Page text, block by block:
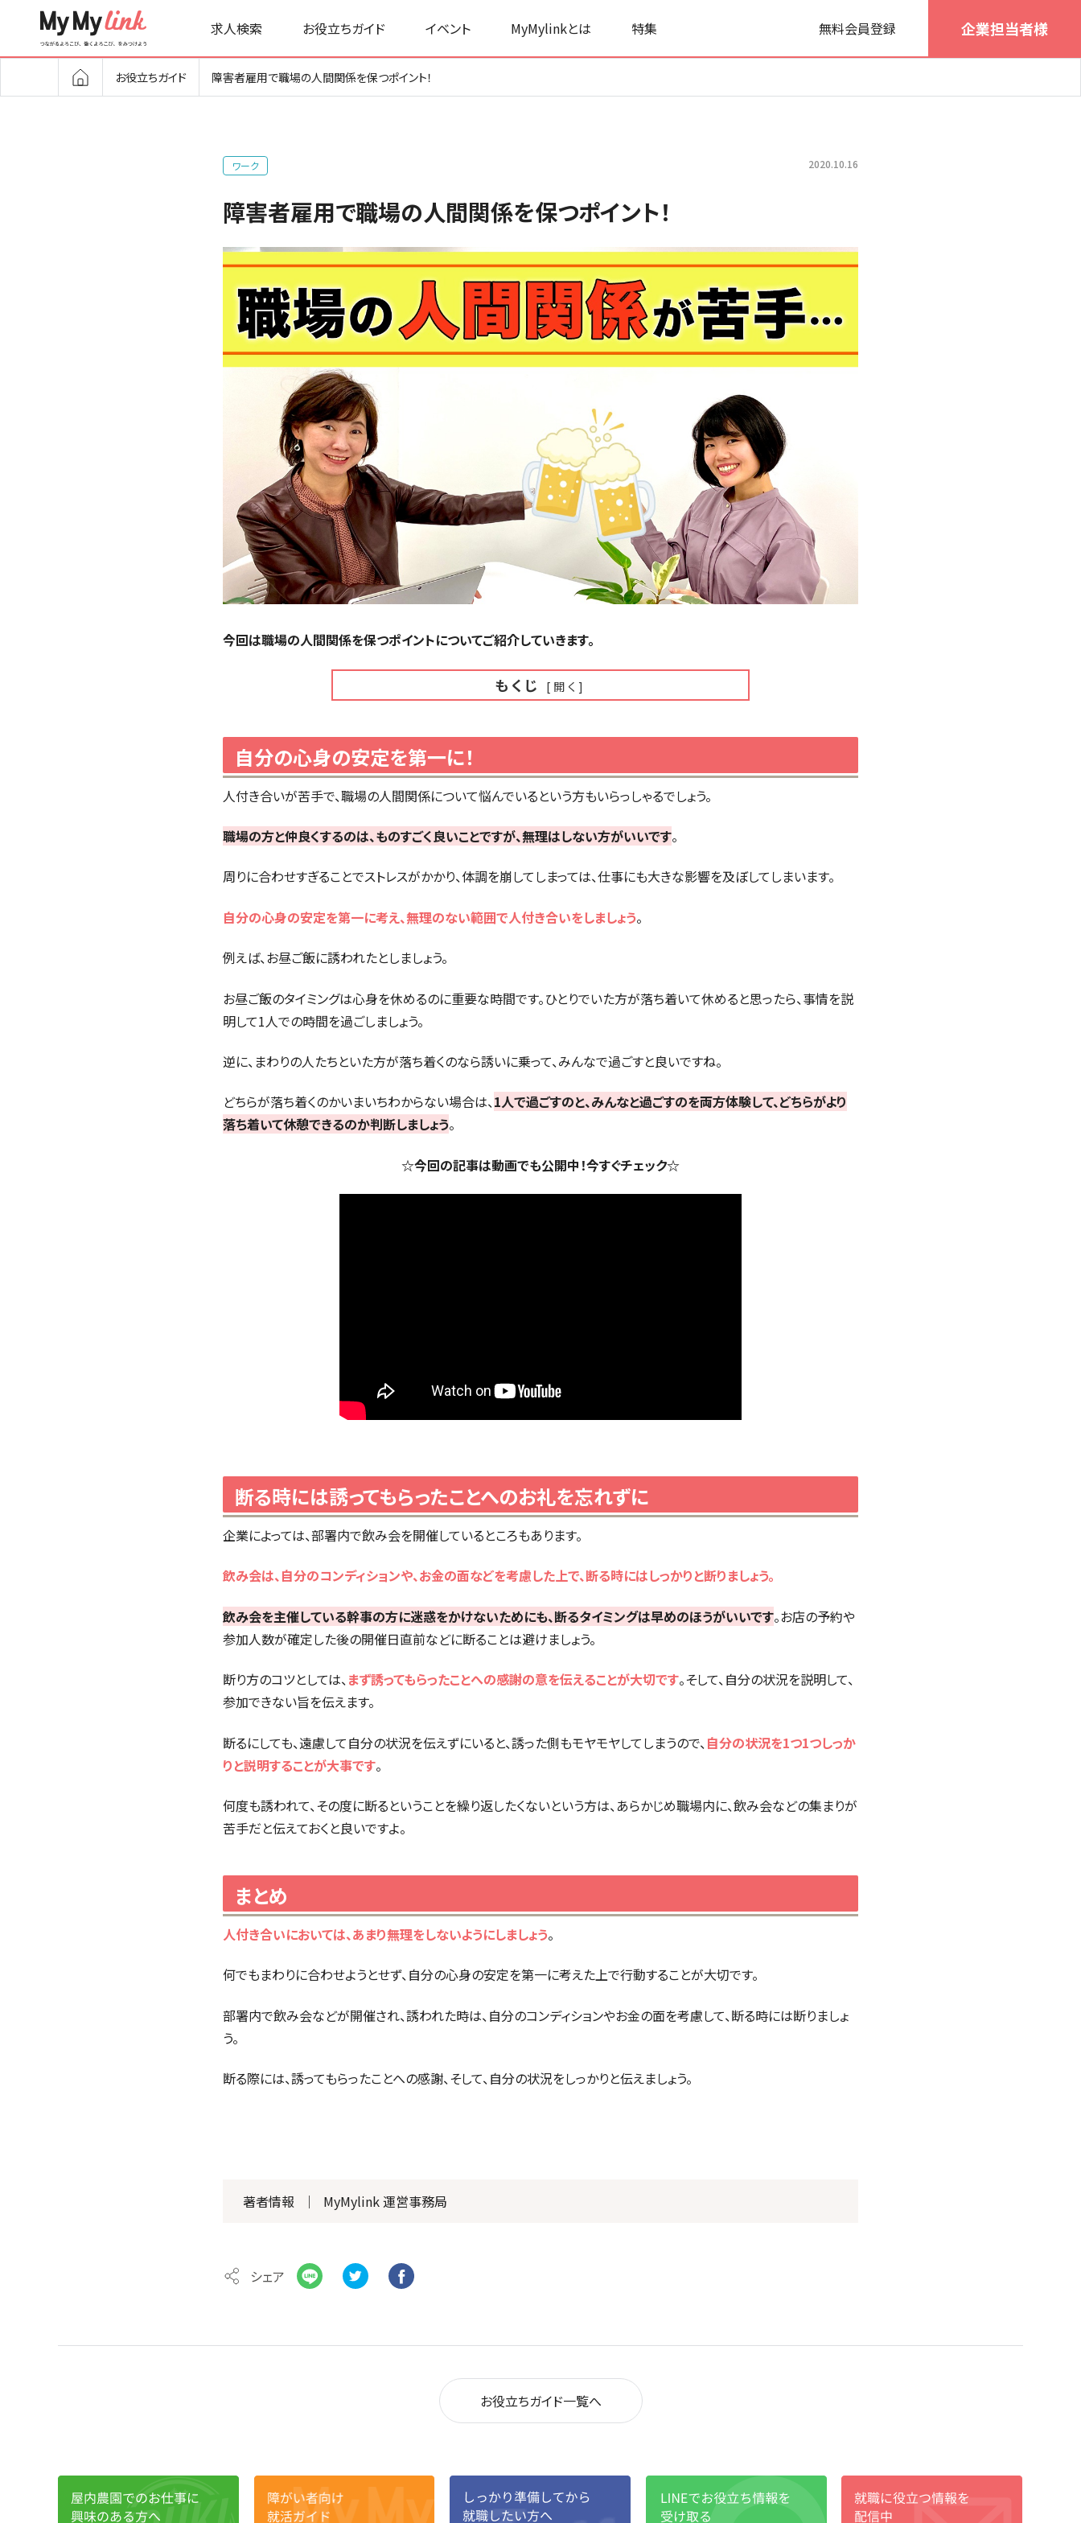
求人検索 お役立ちガイド イベント MyMylinkとは 特集 無料会員登録 企業担当者様
お役立ちガイド 障害者雇用で職場の人間関係を保つポイント！
ワーク 2020.10.16
障害者雇用で職場の人間関係を保つポイント！
今回は職場の人間関係を保つポイントについてご紹介していきます。
もくじ [ 開く ]
自分の心身の安定を第一に！
人付き合いが苦手で、職場の人間関係について悩んでいるという方もいらっしゃるでしょう。
職場の方と仲良くするのは、ものすごく良いことですが、無理はしない方がいいです。
周りに合わせすぎることでストレスがかかり、体調を崩してしまっては、仕事にも大きな影響を及ぼしてしまいます。
自分の心身の安定を第一に考え、無理のない範囲で人付き合いをしましょう。
例えば、お昼ご飯に誘われたとしましょう。
お昼ご飯のタイミングは心身を休めるのに重要な時間です。ひとりでいた方が落ち着いて休めると思ったら、事情を説
明して1人での時間を過ごしましょう。
逆に、まわりの人たちといた方が落ち着くのなら誘いに乗って、みんなで過ごすと良いですね。
どちらが落ち着くのかいまいちわからない場合は、1人で過ごすのと、みんなと過ごすのを両方体験して、どちらがより
落ち着いて休憩できるのか判断しましょう。
☆今回の記事は動画でも公開中！今すぐチェック☆
断る時には誘ってもらったことへのお礼を忘れずに
企業によっては、部署内で飲み会を開催しているところもあります。
飲み会は、自分のコンディションや、お金の面などを考慮した上で、断る時にはしっかりと断りましょう。
飲み会を主催している幹事の方に迷惑をかけないためにも、断るタイミングは早めのほうがいいです。お店の予約や
参加人数が確定した後の開催日直前などに断ることは避けましょう。
断り方のコツとしては、まず誘ってもらったことへの感謝の意を伝えることが大切です。そして、自分の状況を説明して、
参加できない旨を伝えます。
断るにしても、遠慮して自分の状況を伝えずにいると、誘った側もモヤモヤしてしまうので、 自分の状況を1つ1つしっか
りと説明することが大事です。
何度も誘われて、その度に断るということを繰り返したくないという方は、あらかじめ職場内に、飲み会などの集まりが
苦手だと伝えておくと良いですよ。
まとめ
人付き合いにおいては、あまり無理をしないようにしましょう。
何でもまわりに合わせようとせず、自分の心身の安定を第一に考えた上で行動することが大切です。
部署内で飲み会などが開催され、誘われた時は、自分のコンディションやお金の面を考慮して、断る時には断りましょ
う。
断る際には、誘ってもらったことへの感謝、そして、自分の状況をしっかりと伝えましょう。
著者情報 ｜ MyMylink 運営事務局
シェア
お役立ちガイド一覧へ